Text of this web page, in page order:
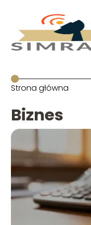
Strona główna
Biznes